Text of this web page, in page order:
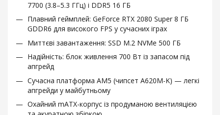
7700 (3.8–5.3 ГГц) і DDR5 16 ГБ
Плавний геймплей: GeForce RTX 2080 Super 8 ГБ
GDDR6 для високого FPS у сучасних іграх
Миттєві завантаження: SSD M.2 NVMe 500 ГБ
Надійність: блок живлення 700 Вт із запасом під
апгрейд
Сучасна платформа AM5 (чипсет A620M-K) — легкі
апгрейди у майбутньому
Охайний mATX-корпус із продуманою вентиляцією